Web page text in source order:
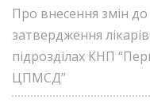
Про внесення змін
затвердження
підрозділах КНП
ЦПМСД”